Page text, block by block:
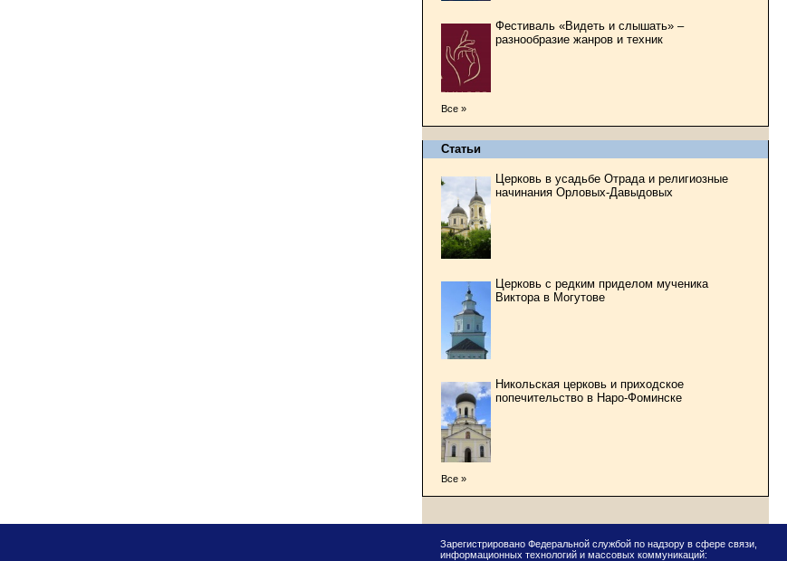
Фестиваль «Видеть и слышать» –
разнообразие жанров и техник
Все »
Статьи
Церковь в усадьбе Отрада и религиозные
начинания Орловых-Давыдовых
Церковь с редким приделом мученика
Виктора в Могутове
Никольская церковь и приходское
попечительство в Наро-Фоминске
Все »
Зарегистрировано Федеральной службой по надзору в сфере связи,
информационных технологий и массовых коммуникаций: